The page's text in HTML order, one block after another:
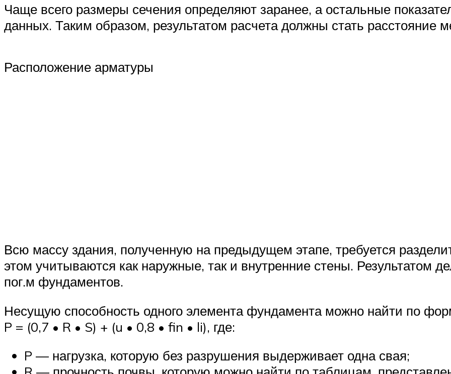
Чаще всего размеры сечения определяют заранее, а остальные
данных. Таким образом, результатом расчета должны стать расстояние
Расположение арматуры
Всю массу здания, полученную на предыдущем этапе, требуется
этом учитываются как наружные, так и внутренние стены. Результатом
пог.м фундаментов.
Несущую способность одного элемента фундамента можно найти по
P = (0,7 • R • S) + (u • 0,8 • fin • li), где:
P — нагрузка, которую без разрушения выдерживает одна свая;